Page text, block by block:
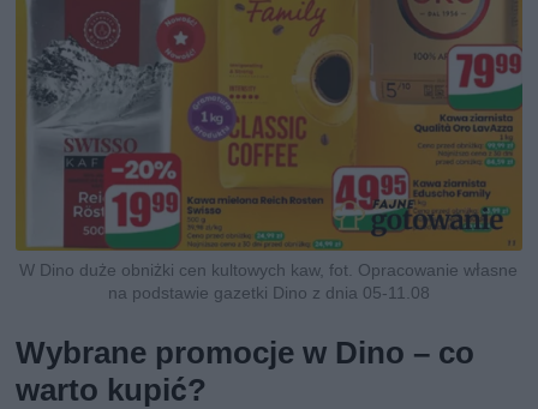
W Dino duże obniżki cen kultowych kaw, fot. Opracowanie własne
na podstawie gazetki Dino z dnia 05-11.08
Wybrane promocje w Dino – co
warto kupić?